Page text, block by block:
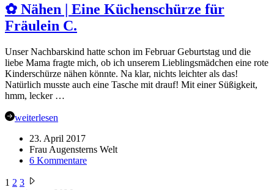
✿ Nähen | Eine Küchenschürze für
Fräulein C.
Unser Nachbarskind hatte schon im Februar Geburtstag und die
liebe Mama fragte mich, ob ich unserem Lieblingsmädchen eine rote
Kinderschürze nähen könnte. Na klar, nichts leichter als das!
Natürlich musste auch eine Tasche mit drauf! Mit einer Süßigkeit,
hmm, lecker …
weiterlesen
23. April 2017
Frau Augensterns Welt
6 Kommentarezu
Seitennummerierung
1 2 3